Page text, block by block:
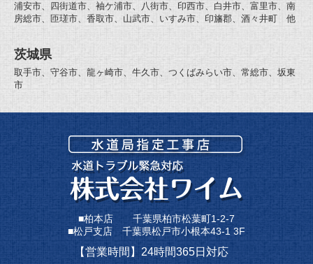
浦安市、四街道市、袖ケ浦市、八街市、印西市、白井市、富里市、南
房総市、匝瑳市、香取市、山武市、いすみ市、印旛郡、酒々井町 他
茨城県
取手市、守谷市、龍ヶ崎市、牛久市、つくばみらい市、常総市、坂東
市
■柏本店 千葉県柏市松葉町1-2-7
■松戸支店 千葉県松戸市小根本43-1 3F
【営業時間】24時間365日対応